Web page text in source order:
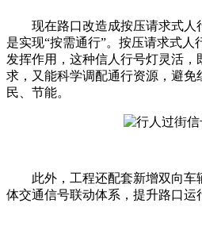
现在路口改造成按压请求式人
是实现“按需通行”。按压请求式
发挥作用，这种信人行号灯灵活
求，又能科学调配通行资源，避免
民、节能。
此外，工程还配套新增双向车
体交通信号联动体系，提升路口运